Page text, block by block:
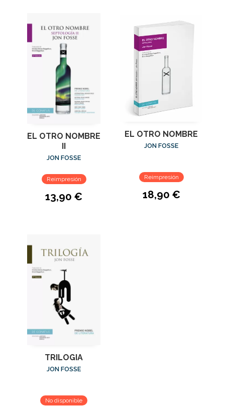
EL OTRO NOMBRE
II
JON FOSSE
Reimpresión
13,90 €
EL OTRO NOMBRE
JON FOSSE
Reimpresión
18,90 €
TRILOGIA
JON FOSSE
No disponible